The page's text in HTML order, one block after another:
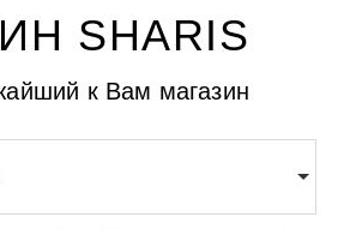
SHARIS
к Вам магазин